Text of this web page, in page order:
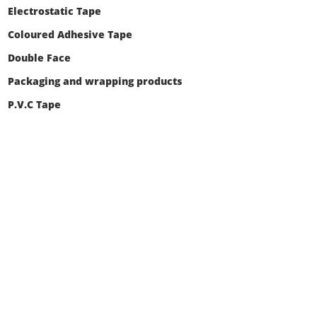
Electrostatic Tape
Coloured Adhesive Tape
Double Face
Packaging and wrapping products
P.V.C Tape